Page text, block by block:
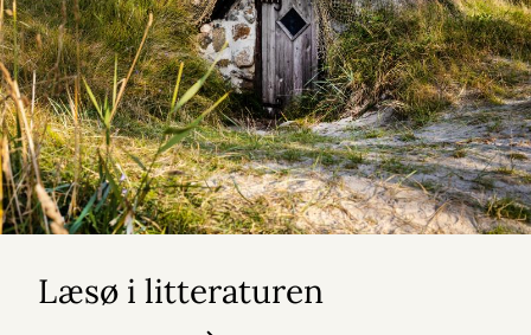
Læsø i litteraturen